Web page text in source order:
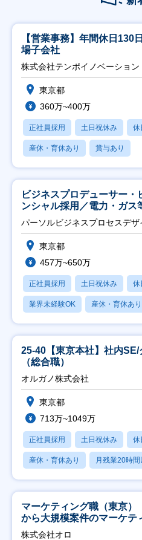
【営業事務】年間休日130
場子会社
株式会社テンポイノベーション
東京都
360万~400万
正社員採用 土日祝休み 休
産休・育休あり 賞与あり
ビジネスプロデューサー
ンシャル採用／電力・ガス
ト推進】
パーソルビジネスプロセスデザ
東京都
457万~650万
正社員採用 土日祝休み 休
業界未経験OK 産休・育休あり
25-40【東京本社】社内
（総合職）
オルガノ株式会社
東京都
713万~1049万
正社員採用 土日祝休み 休
産休・育休あり 月残業20時間
マーケティング職（東京）
から大規模案件のマーケテ
修充実】
株式会社オロ